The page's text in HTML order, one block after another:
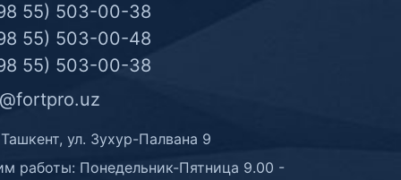
55) 503-00-38
55) 503-00-48
55) 503-00-38
ул. Зухур-Палвана 9
работы: Понедельник-Пятница 9.00 -